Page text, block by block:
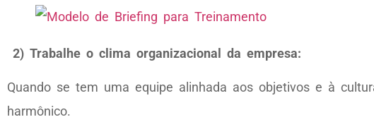
2) Trabalhe o clima organizacional da empresa:
Quando se tem uma equipe alinhada aos objetivos e à
harmônico.